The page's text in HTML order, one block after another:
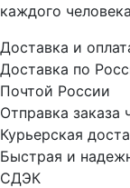
каждого
Доставка и
Доставка по
Почтой России
Отправка заказа
Курьерская
Быстрая и
СДЭК